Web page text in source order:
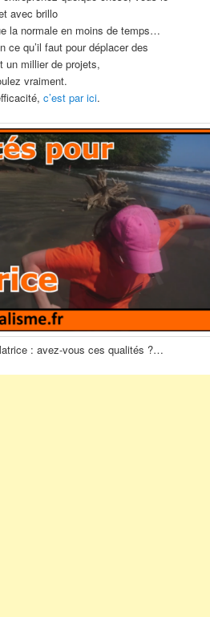
avec brillo
la normale en moins de temps…
qu’il faut pour déplacer des
un millier de projets,
vraiment.
c’est par ici.
: avez-vous ces qualités ?…